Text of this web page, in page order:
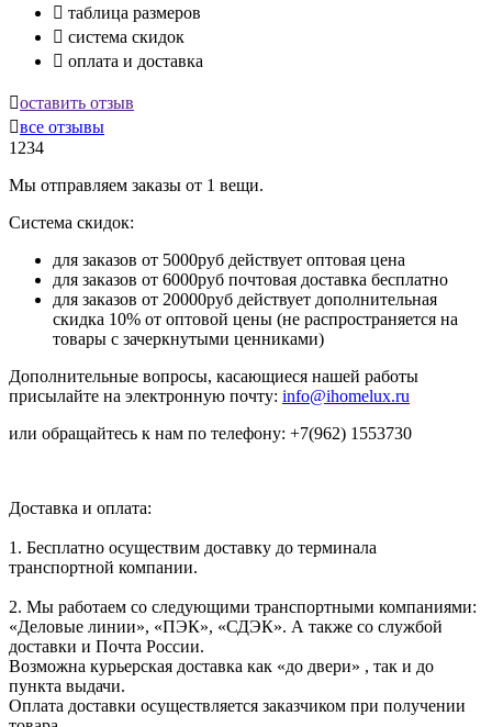
 таблица размеров
 система скидок
 оплата и доставка
оставить отзыв
все отзывы
1234
Мы отправляем заказы от 1 вещи.
Система скидок:
для заказов от 5000руб действует оптовая цена
для заказов от 6000руб почтовая доставка бесплатно
для заказов от 20000руб действует дополнительная
скидка 10% от оптовой цены (не распространяется на
товары с зачеркнутыми ценниками)
Дополнительные вопросы, касающиеся нашей работы
присылайте на электронную почту: info@ihomelux.ru
или обращайтесь к нам по телефону: +7(962) 1553730
Доставка и оплата:
1. Бесплатно осуществим доставку до терминала
транспортной компании.
2. Мы работаем со следующими транспортными компаниями:
«Деловые линии», «ПЭК», «СДЭК». А также со службой
доставки и Почта России.
Возможна курьерская доставка как «до двери» , так и до
пункта выдачи.
Оплата доставки осуществляется заказчиком при получении